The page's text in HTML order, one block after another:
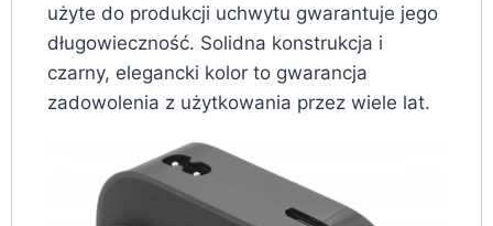
użyte do produkcji uchwytu gwarantuje jego
długowieczność. Solidna konstrukcja i
czarny, elegancki kolor to gwarancja
zadowolenia z użytkowania przez wiele lat.